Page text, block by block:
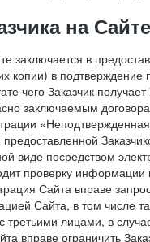
на Сайте
заключается в
копии) в
чего Заказчик
заключаемым
виде посредством
проверку информации
Сайта вправе
Сайта, в том числе
третьими лицами, в
вправе ограничить